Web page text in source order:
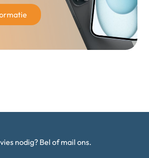
nodig? Bel of mail ons.